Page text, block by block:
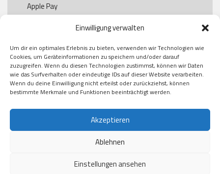
Einwilligung verwalten
Um dir ein optimales Erlebnis zu bieten, verwenden wir Technologien wie
Cookies, um Geräteinformationen zu speichern und/oder darauf
zuzugreifen. Wenn du diesen Technologien zustimmst, können wir Daten
wie das Surfverhalten oder eindeutige IDs auf dieser Website verarbeiten.
Wenn du deine Einwilligung nicht erteilst oder zurückziehst, können
bestimmte Merkmale und Funktionen beeinträchtigt werden.
Akzeptieren
Ablehnen
Einstellungen ansehen
Apple Pay
Paypal
Kauf auf Rechung
Klarna
American Express